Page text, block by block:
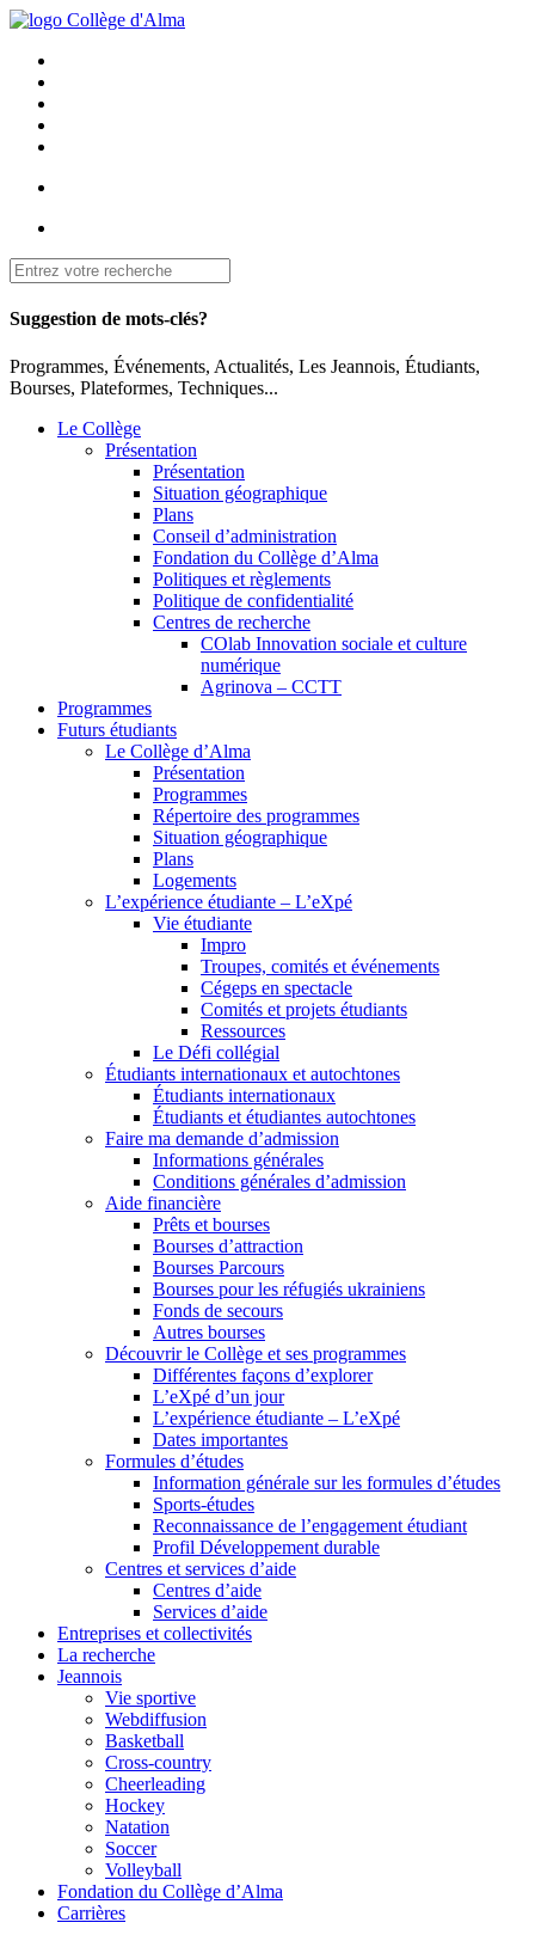
Suggestion de mots-clés?
Programmes, Événements, Actualités, Les Jeannois, Étudiants,
Bourses, Plateformes, Techniques...
Le Collège
Présentation
Présentation
Situation géographique
Plans
Conseil d’administration
Fondation du Collège d’Alma
Politiques et règlements
Politique de confidentialité
Centres de recherche
COlab Innovation sociale et culture
numérique
Agrinova – CCTT
Programmes
Futurs étudiants
Le Collège d’Alma
Présentation
Programmes
Répertoire des programmes
Situation géographique
Plans
Logements
L’expérience étudiante – L’eXpé
Vie étudiante
Impro
Troupes, comités et événements
Cégeps en spectacle
Comités et projets étudiants
Ressources
Le Défi collégial
Étudiants internationaux et autochtones
Étudiants internationaux
Étudiants et étudiantes autochtones
Faire ma demande d’admission
Informations générales
Conditions générales d’admission
Aide financière
Prêts et bourses
Bourses d’attraction
Bourses Parcours
Bourses pour les réfugiés ukrainiens
Fonds de secours
Autres bourses
Découvrir le Collège et ses programmes
Différentes façons d’explorer
L’eXpé d’un jour
L’expérience étudiante – L’eXpé
Dates importantes
Formules d’études
Information générale sur les formules d’études
Sports-études
Reconnaissance de l’engagement étudiant
Profil Développement durable
Centres et services d’aide
Centres d’aide
Services d’aide
Entreprises et collectivités
La recherche
Jeannois
Vie sportive
Webdiffusion
Basketball
Cross-country
Cheerleading
Hockey
Natation
Soccer
Volleyball
Fondation du Collège d’Alma
Carrières